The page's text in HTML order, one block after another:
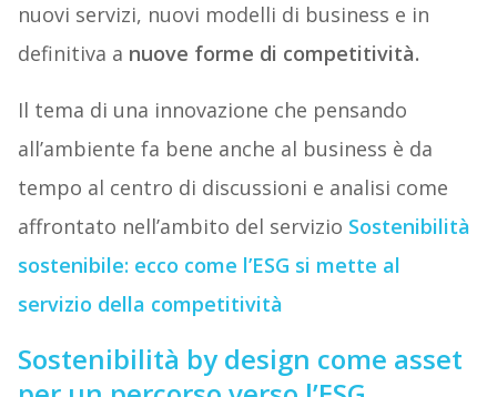
nuovi servizi, nuovi modelli di business e in
definitiva a nuove forme di competitività.
Il tema di una innovazione che pensando
all’ambiente fa bene anche al business è da
tempo al centro di discussioni e analisi come
affrontato nell’ambito del servizio Sostenibilità
sostenibile: ecco come l’ESG si mette al
servizio della competitività
Sostenibilità by design come asset